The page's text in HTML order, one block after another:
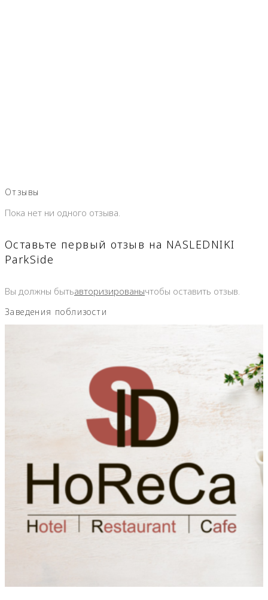
Отзывы
Пока нет ни одного отзыва.
Оставьте первый отзыв на NASLEDNIKI
ParkSide
Вы должны бытьавторизированычтобы оставить отзыв.
Заведения поблизости